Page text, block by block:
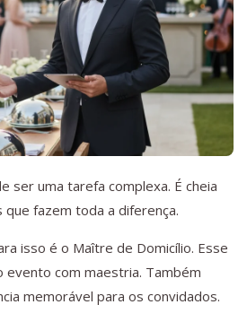
ser uma tarefa complexa. É cheia
fazem toda a diferença.
isso é o Maître de Domicílio. Esse
evento com maestria. Também
memorável para os convidados.